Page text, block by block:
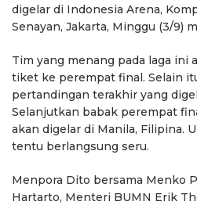
digelar di Indonesia Arena,
Senayan, Jakarta, Minggu (3/9)
Tim yang menang pada laga ini
tiket ke perempat final. Selain
pertandingan terakhir yang
Selanjutkan babak perempat
akan digelar di Manila, Filipina.
tentu berlangsung seru.
Menpora Dito bersama Menko
Hartarto, Menteri BUMN Erik